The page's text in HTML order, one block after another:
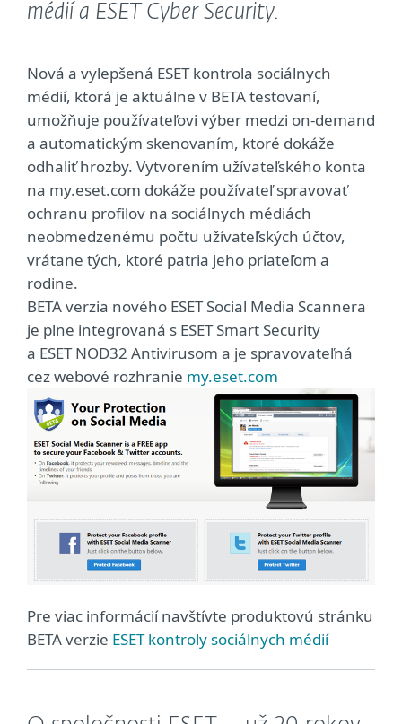
médií a ESET Cyber Security.
Nová a vylepšená ESET kontrola sociálnych
médií, ktorá je aktuálne v BETA testovaní,
umožňuje používateľovi výber medzi on-demand
a automatickým skenovaním, ktoré dokáže
odhaliť hrozby. Vytvorením užívateľského konta
na my.eset.com dokáže používateľ spravovať
ochranu profilov na sociálnych médiách
neobmedzenému počtu užívateľských účtov,
vrátane tých, ktoré patria jeho priateľom a
rodine.
BETA verzia nového ESET Social Media Scannera
je plne integrovaná s ESET Smart Security
a ESET NOD32 Antivirusom a je spravovateľná
cez webové rozhranie my.eset.com
Pre viac informácií navštívte produktovú stránku
BETA verzie ESET kontroly sociálnych médií